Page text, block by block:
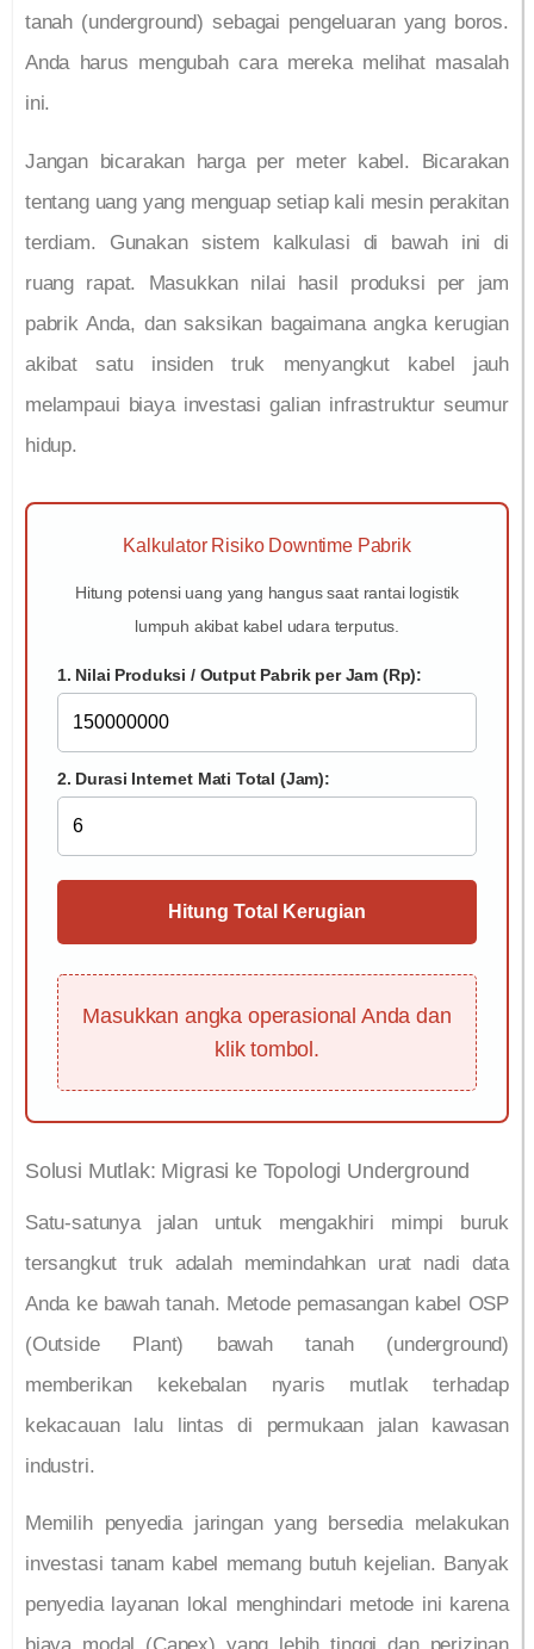
tanah (underground) sebagai pengeluaran yang boros.
Anda harus mengubah cara mereka melihat masalah
ini.
Jangan bicarakan harga per meter kabel. Bicarakan
tentang uang yang menguap setiap kali mesin perakitan
terdiam. Gunakan sistem kalkulasi di bawah ini di
ruang rapat. Masukkan nilai hasil produksi per jam
pabrik Anda, dan saksikan bagaimana angka kerugian
akibat satu insiden truk menyangkut kabel jauh
melampaui biaya investasi galian infrastruktur seumur
hidup.
Kalkulator Risiko Downtime Pabrik
Hitung potensi uang yang hangus saat rantai logistik
lumpuh akibat kabel udara terputus.
1. Nilai Produksi / Output Pabrik per Jam (Rp):
2. Durasi Internet Mati Total (Jam):
Hitung Total Kerugian
Masukkan angka operasional Anda dan
klik tombol.
Solusi Mutlak: Migrasi ke Topologi Underground
Satu-satunya jalan untuk mengakhiri mimpi buruk
tersangkut truk adalah memindahkan urat nadi data
Anda ke bawah tanah. Metode pemasangan kabel OSP
(Outside Plant) bawah tanah (underground)
memberikan kekebalan nyaris mutlak terhadap
kekacauan lalu lintas di permukaan jalan kawasan
industri.
Memilih penyedia jaringan yang bersedia melakukan
investasi tanam kabel memang butuh kejelian. Banyak
penyedia layanan lokal menghindari metode ini karena